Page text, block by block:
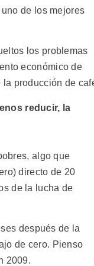
de los mejores
los problemas
económico de
producción de
reducir, la
algo que
directo de 20
de la lucha de
después de la
de cero. Pienso
2009.